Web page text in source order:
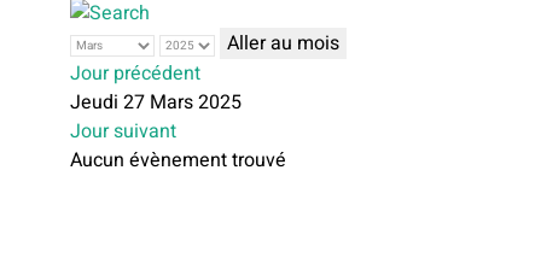
Aller au mois
Jour précédent
Jeudi 27 Mars 2025
Jour suivant
Aucun évènement trouvé